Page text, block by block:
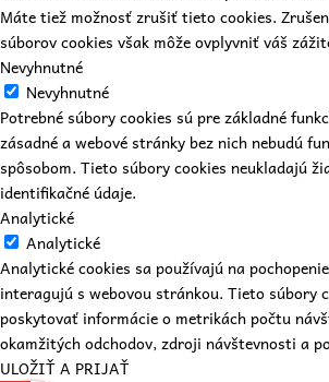
Máte tiež možnosť zrušiť tieto cookies.
súborov cookies však môže ovplyvniť váš
Nevyhnutné
Nevyhnutné
Potrebné súbory cookies sú pre základné
zásadné a webové stránky bez nich nebudú
spôsobom. Tieto súbory cookies neukladajú
identifikačné údaje.
Analytické
Analytické
Analytické cookies sa používajú na
interagujú s webovou stránkou. Tieto súbory
poskytovať informácie o metrikách počtu
okamžitých odchodov, zdroji návštevnosti a
ULOŽIŤ A PRIJAŤ